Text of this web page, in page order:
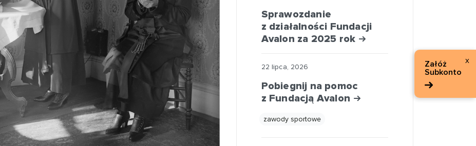
Załóż
Subkonto
x
Sprawozdanie
z działalności Fundacji
Avalon za 2025 rok
22 lipca, 2026
Pobiegnij na pomoc
z Fundacją Avalon
zawody sportowe